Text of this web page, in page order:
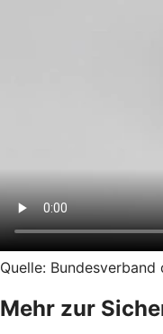
Quelle:
Mehr zur